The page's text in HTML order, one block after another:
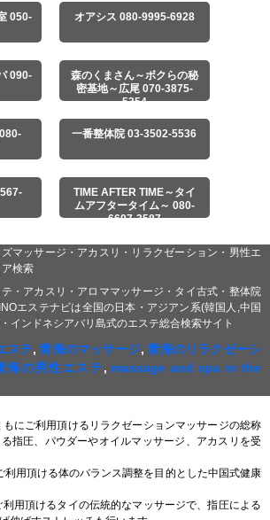
050-
オアシス 080-9995-6928
090-
森のくまさん～ボクらの秘
密基地～広尾 070-3875-
5354
一番整体院 03-3502-5536
TIME AFTER TIME～タイ
ムアフタータイム～ 080-
6607-3587
マッサージ・アカスリ・リラクゼーション・男性エ
検索
・アカスリ・アロママッサージ・タイ古式・整体院
エステナビは全国の日本・アジアン系(韓国人,中国
インドネシアバリ島式のエステ総合検索サイト
ステ,青海のマッサージ,青海のリラクゼーシ
海の男性エステ, massage and spa in the
にご利用頂けるリラクゼーションマッサージの総称
指圧、パウダーやオイルマッサージ、アカスリを受
利用頂ける体のバランス調整を目的とした中国式健康
用頂けるタイの伝統的なマッサージで、指圧による